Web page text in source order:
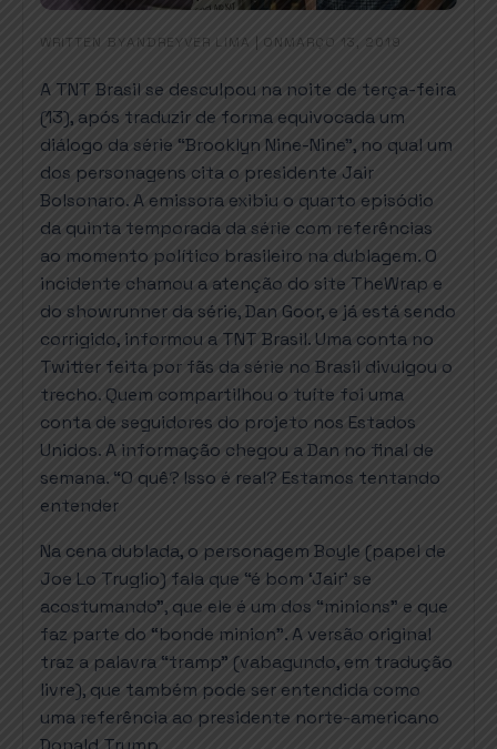
WRITTEN BYANDREYVER LIMA ON MARÇO 13, 2019
A TNT Brasil se desculpou na noite de terça-feira
(13), após traduzir de forma equivocada um
diálogo da série “Brooklyn Nine-Nine”, no qual um
dos personagens cita o presidente Jair
Bolsonaro. A emissora exibiu o quarto episódio
da quinta temporada da série com referências
ao momento político brasileiro na dublagem. O
incidente chamou a atenção do site TheWrap e
do showrunner da série, Dan Goor, e já está sendo
corrigido, informou a TNT Brasil. Uma conta no
Twitter feita por fãs da série no Brasil divulgou o
trecho. Quem compartilhou o tuíte foi uma
conta de seguidores do projeto nos Estados
Unidos. A informação chegou a Dan no final de
semana. “O quê? Isso é real? Estamos tentando
entender
Na cena dublada, o personagem Boyle (papel de
Joe Lo Truglio) fala que “é bom ‘Jair’ se
acostumando”, que ele é um dos “minions” e que
faz parte do “bonde minion”. A versão original
traz a palavra “tramp” (vabagundo, em tradução
livre), que também pode ser entendida como
uma referência ao presidente norte-americano